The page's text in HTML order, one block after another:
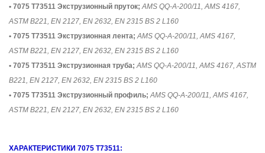
• 7075 T73511 Экструзионный пруток; AMS QQ-A-200/11, AMS 4167,
ASTM B221, EN 2127, EN 2632, EN 2315 BS 2 L160
• 7075 T73511 Экструзионная лента; AMS QQ-A-200/11, AMS 4167,
ASTM B221, EN 2127, EN 2632, EN 2315 BS 2 L160
• 7075 T73511 Экструзионная труба; AMS QQ-A-200/11, AMS 4167, ASTM
B221, EN 2127, EN 2632, EN 2315 BS 2 L160
• 7075 T73511 Экструзионный профиль; AMS QQ-A-200/11, AMS 4167,
ASTM B221, EN 2127, EN 2632, EN 2315 BS 2 L160
ХАРАКТЕРИСТИКИ 7075 T73511: